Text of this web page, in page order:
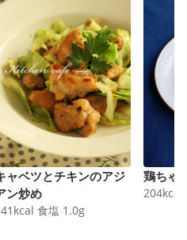
ャベツとチキンのアジ
ン炒め
kcal 食塩 1.0g
鶏ちゃ
204kcal